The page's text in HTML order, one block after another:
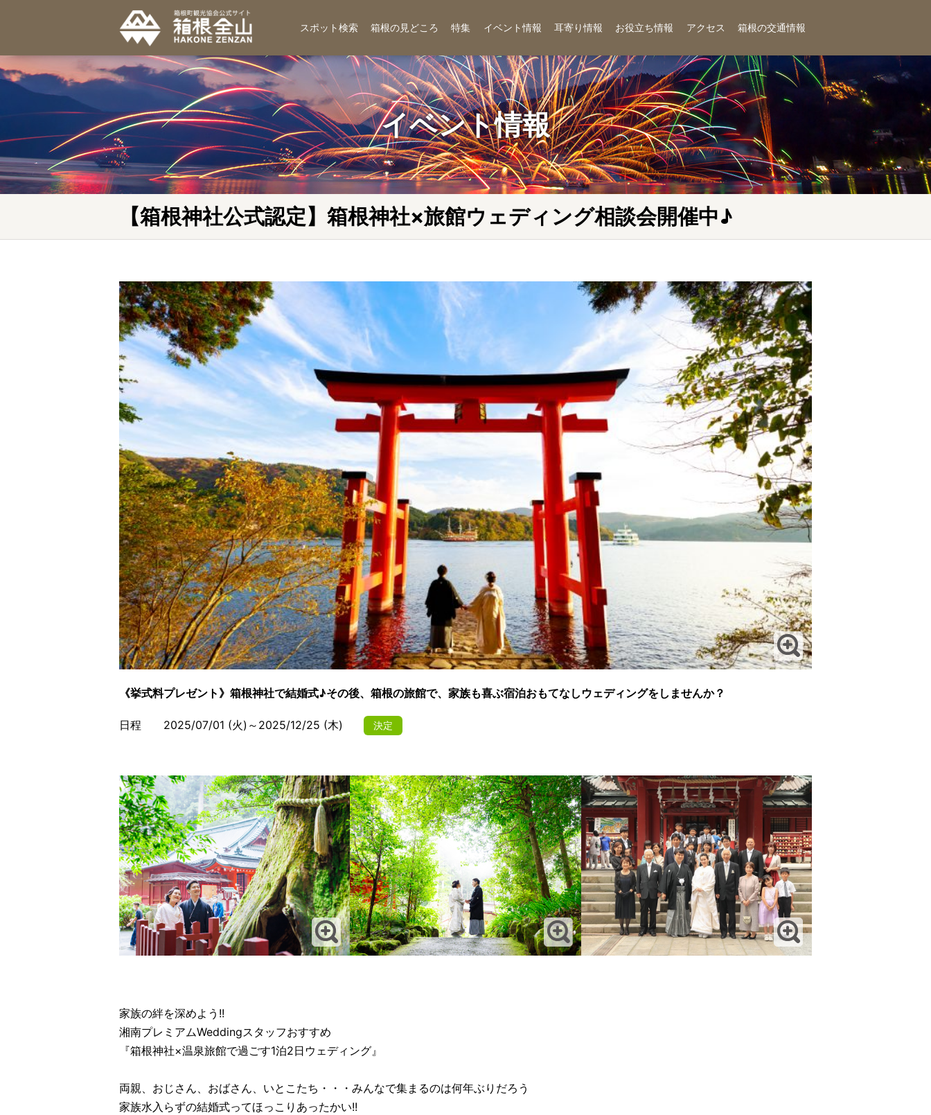
スポット検索 箱根の見どころ 特集 イベント情報 耳寄り情報 お役立ち情報 アクセス 箱根の交通情報
イベント情報
【箱根神社公式認定】箱根神社×旅館ウェディング相談会開催中♪
《挙式料プレゼント》箱根神社で結婚式♪その後、箱根の旅館で、家族も喜ぶ宿泊おもてなしウェディングをしませんか？
日程 2025/07/01 (火)～2025/12/25 (木) 決定
家族の絆を深めよう!!
湘南プレミアムWeddingスタッフおすすめ
『箱根神社×温泉旅館で過ごす1泊2日ウェディング』
両親、おじさん、おばさん、いとこたち・・・みんなで集まるのは何年ぶりだろう
家族水入らずの結婚式ってほっこりあったかい!!